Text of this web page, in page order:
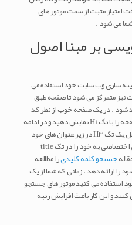
امتیاز مثبت از سمت موتور های
می شود .
بر مبنا اصول
سازی وب سایت خود استفاده می
متمرکز می شود تا صفحه طبق
شود . در یک صفحه خوب از نظر کد
نویسی در سئو کلاه سفید باید عنوان صفحه را با تگ H1 نمایش دهید و در ادامه
مطلب باید حداقل از چند تگ H2 و حداقل یک تگ H3 در زیر عنوان های خود
استفاده کنید . هر صفحه باید یک عنوان اختصاصی به خود را در تگ title
جستجو کلمه کلیدیرا مطالعه
را ارائه دهد . زمانی که شما از یک
استفاده می کنید موتور های جستجو
و این کار باعث افزایش رتبه